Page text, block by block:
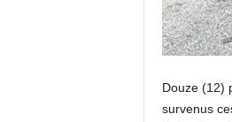
Douze (12)
survenus